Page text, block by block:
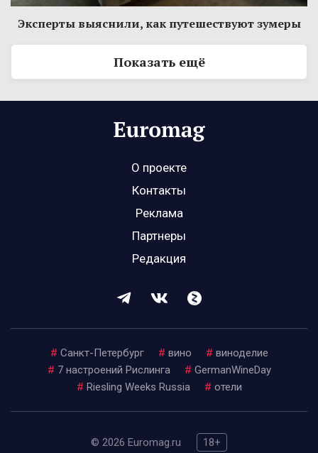
Эксперты выяснили, как путешествуют зумеры
Показать ещё
О проекте
Контакты
Реклама
Партнеры
Редакция
# Санкт-Петербург # вино # виноделие
# 7 настроений Рислинга # GermanWineDay
# Riesling Weeks Russia # отели
© 2026 Euromag.ru 18+